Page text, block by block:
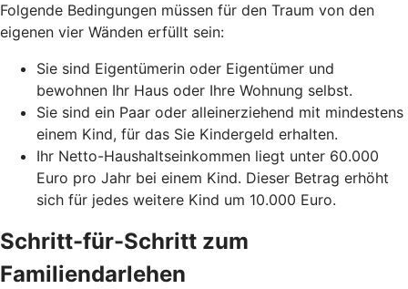
Folgende Bedingungen müssen für den Traum von den
eigenen vier Wänden erfüllt sein:
Sie sind Eigentümerin oder Eigentümer und
bewohnen Ihr Haus oder Ihre Wohnung selbst.
Sie sind ein Paar oder alleinerziehend mit mindestens
einem Kind, für das Sie Kindergeld erhalten.
Ihr Netto-Haushaltseinkommen liegt unter 60.000
Euro pro Jahr bei einem Kind. Dieser Betrag erhöht
sich für jedes weitere Kind um 10.000 Euro.
Schritt-für-Schritt zum
Familiendarlehen